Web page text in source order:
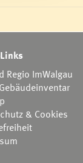
Regio ImWalgau
& Cookies